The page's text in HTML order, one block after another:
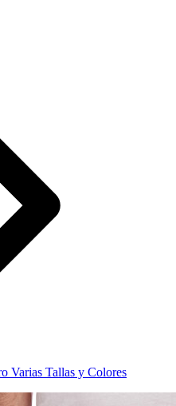
Varias Tallas y Colores